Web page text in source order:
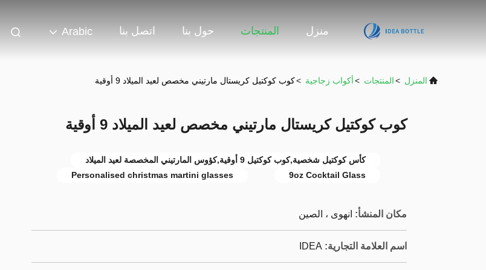
منزل المنتجات حول بنا اتصل بنا Arabic
المنزل >المنتجات >أكواب زجاجية >كوب كوكتيل كريستال مارتيني مخصص لعيد الميلاد 9 أوقية
كوب كوكتيل كريستال مارتيني مخصص لعيد الميلاد 9 أوقية
كأس كوكتيل شخصية,كوب كوكتيل 9 أوقية,كؤوس المارتيني المخصصة لعيد الميلاد
9oz Cocktail Glass
Personalised christmas martini glasses
مكان المنشأ: انهوى ، الصين
اسم العلامة التجارية: IDEA